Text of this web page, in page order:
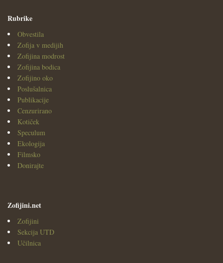
Rubrike
Obvestila
Zofija v medijih
Zofijina modrost
Zofijina bodica
Zofijino oko
Poslušalnica
Publikacije
Cenzurirano
Kotiček
Speculum
Ekologija
Filmsko
Donirajte
Zofijini.net
Zofijini
Sekcija UTD
Učilnica